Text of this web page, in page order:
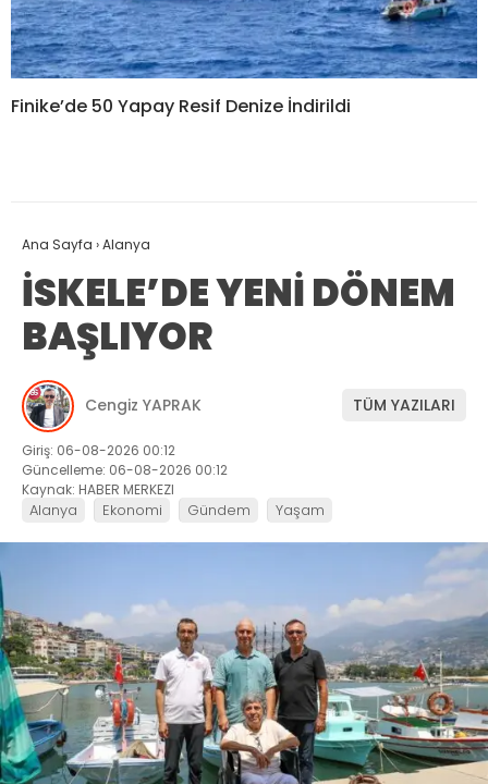
Finike’de 50 Yapay Resif Denize İndirildi
Ana Sayfa ›Alanya
İSKELE’DE YENİ DÖNEM
BAŞLIYOR
Cengiz YAPRAK TÜM YAZILARI
Giriş: 06-08-2026 00:12
Güncelleme: 06-08-2026 00:12
Kaynak: HABER MERKEZI
Alanya Ekonomi Gündem Yaşam